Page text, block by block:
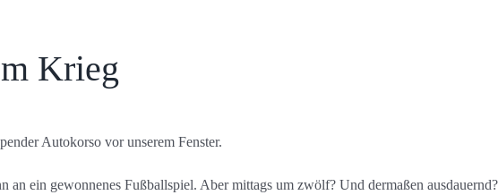
Krieg
Autokorso vor unserem Fenster.
an ein gewonnenes Fußballspiel. Aber mittags um zwölf? Und dermaßen ausdauernd?